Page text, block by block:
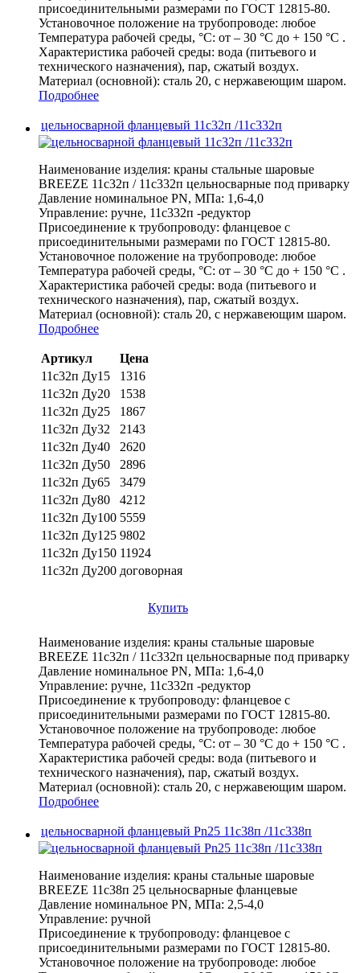
присоединительными размерами по ГОСТ 12815-80.
Установочное положение на трубопроводе: любое
Температура рабочей среды, °С: от – 30 °С до + 150 °С .
Характеристика рабочей среды: вода (питьевого и
технического назначения), пар, сжатый воздух.
Материал (основной): сталь 20, с нержавеющим шаром.
Подробнее
цельносварной фланцевый 11с32п /11с332п
Наименование изделия: краны стальные шаровые
BREEZE 11с32п / 11с332п цельносварные под приварку
Давление номинальное PN, МПа: 1,6-4,0
Управление: ручне, 11с332п -редуктор
Присоединение к трубопроводу: фланцевое с
присоединительными размерами по ГОСТ 12815-80.
Установочное положение на трубопроводе: любое
Температура рабочей среды, °С: от – 30 °С до + 150 °С .
Характеристика рабочей среды: вода (питьевого и
технического назначения), пар, сжатый воздух.
Материал (основной): сталь 20, с нержавеющим шаром.
Подробнее
Артикул
Цена
11с32п Ду15
1316
11с32п Ду20
1538
11с32п Ду25
1867
11с32п Ду32
2143
11с32п Ду40
2620
11с32п Ду50
2896
11с32п Ду65
3479
11с32п Ду80
4212
11с32п Ду100 5559
11с32п Ду125 9802
11с32п Ду150 11924
11с32п Ду200 договорная
Купить
Наименование изделия: краны стальные шаровые
BREEZE 11с32п / 11с332п цельносварные под приварку
Давление номинальное PN, МПа: 1,6-4,0
Управление: ручне, 11с332п -редуктор
Присоединение к трубопроводу: фланцевое с
присоединительными размерами по ГОСТ 12815-80.
Установочное положение на трубопроводе: любое
Температура рабочей среды, °С: от – 30 °С до + 150 °С .
Характеристика рабочей среды: вода (питьевого и
технического назначения), пар, сжатый воздух.
Материал (основной): сталь 20, с нержавеющим шаром.
Подробнее
цельносварной фланцевый Pn25 11с38п /11с338п
Наименование изделия: краны стальные шаровые
BREEZE 11с38п 25 цельносварные фланцевые
Давление номинальное PN, МПа: 2,5-4,0
Управление: ручной
Присоединение к трубопроводу: фланцевое с
присоединительными размерами по ГОСТ 12815-80.
Установочное положение на трубопроводе: любое